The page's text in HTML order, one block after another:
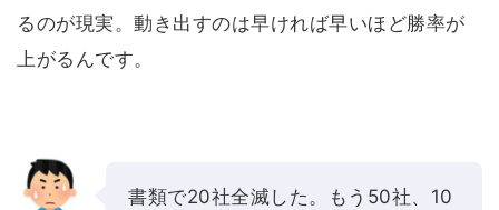
るのが現実。動き出すのは早ければ早いほど勝率が
上がるんです。
書類で20社全滅した。もう50社、10